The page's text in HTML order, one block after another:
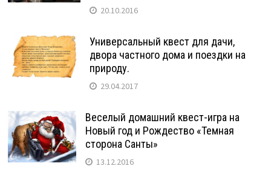
20.10.2016
Универсальный квест для дачи,
двора частного дома и поездки на
природу.
29.04.2017
Веселый домашний квест-игра на
Новый год и Рождество «Темная
сторона Санты»
13.12.2016